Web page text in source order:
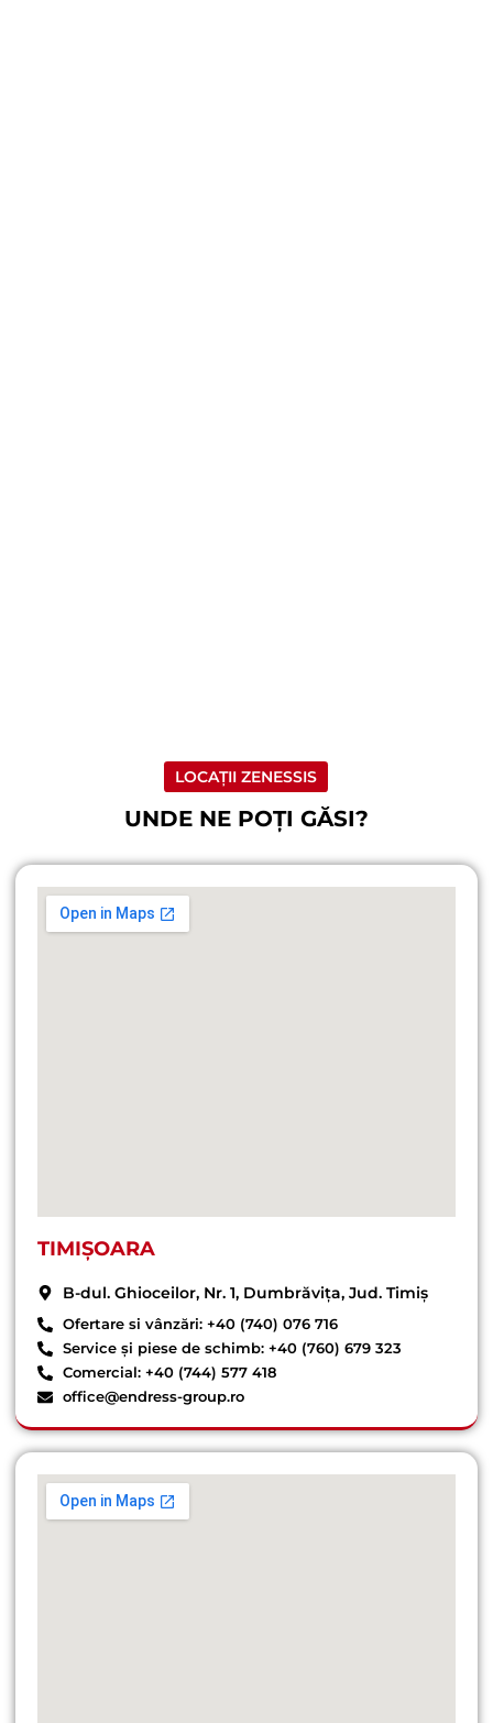
LOCAȚII ZENESSIS
UNDE NE POȚI GĂSI?
TIMIȘOARA
B-dul. Ghioceilor, Nr. 1, Dumbrăvița, Jud. Timiș
Ofertare si vânzări: +40 (740) 076 716
Service și piese de schimb: +40 (760) 679 323
Comercial: +40 (744) 577 418
office@endress-group.ro